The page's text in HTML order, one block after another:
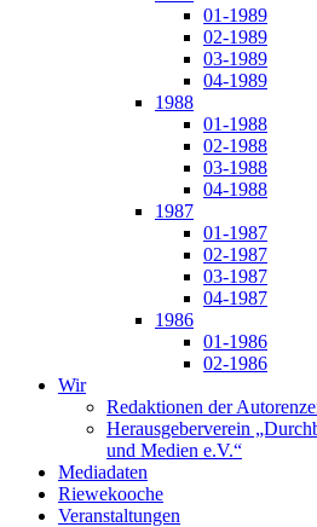
01-1989
02-1989
03-1989
04-1989
1988
01-1988
02-1988
03-1988
04-1988
1987
01-1987
02-1987
03-1987
04-1987
1986
01-1986
02-1986
Wir
Redaktionen der
Herausgeberverein
und Medien e.V.“
Mediadaten
Riewekooche
Veranstaltungen